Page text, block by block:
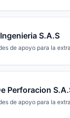
S.A.S
de apoyo para la
Perforacion
de apoyo para la